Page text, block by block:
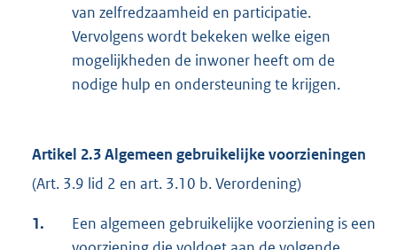
van zelfredzaamheid en participatie.
Vervolgens wordt bekeken welke eigen
mogelijkheden de inwoner heeft om de
nodige hulp en ondersteuning te krijgen.
Artikel 2.3 Algemeen gebruikelijke voorzieningen
(Art. 3.9 lid 2 en art. 3.10 b. Verordening)
1.
Een algemeen gebruikelijke voorziening is een